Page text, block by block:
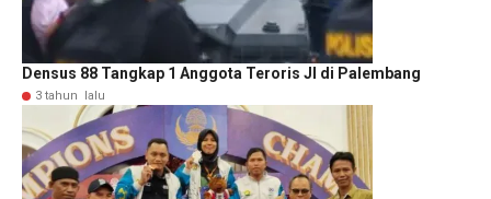
Densus 88 Tangkap 1 Anggota Teroris JI di Palembang
3 tahun lalu